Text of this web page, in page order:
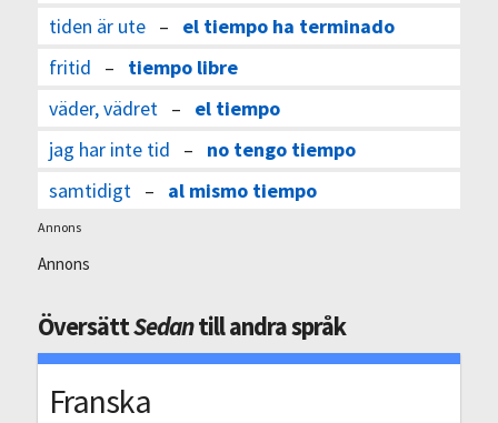
tiden är ute– el tiempo ha terminado
fritid – tiempo libre
väder, vädret – el tiempo
jag har inte tid – no tengo tiempo
samtidigt – al mismo tiempo
Annons
Annons
ÖversättSedantill andra språk
Franska